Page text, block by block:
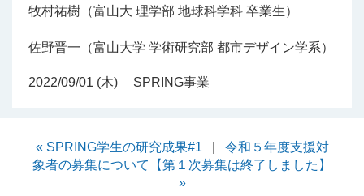
牧村祐樹（富山大 理学部 地球科学科 卒業生）
佐野晋一（富山大学 学術研究部 都市デザイン学系）
2022/09/01 (木) SPRING事業
« SPRING学生の研究成果#1
令和５年度支援対
象者の募集について【第１次募集は終了しました】
»